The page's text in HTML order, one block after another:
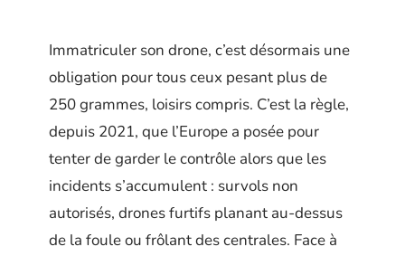
Immatriculer son drone, c’est désormais une
obligation pour tous ceux pesant plus de
250 grammes, loisirs compris. C’est la règle,
depuis 2021, que l’Europe a posée pour
tenter de garder le contrôle alors que les
incidents s’accumulent : survols non
autorisés, drones furtifs planant au-dessus
de la foule ou frôlant des centrales. Face à